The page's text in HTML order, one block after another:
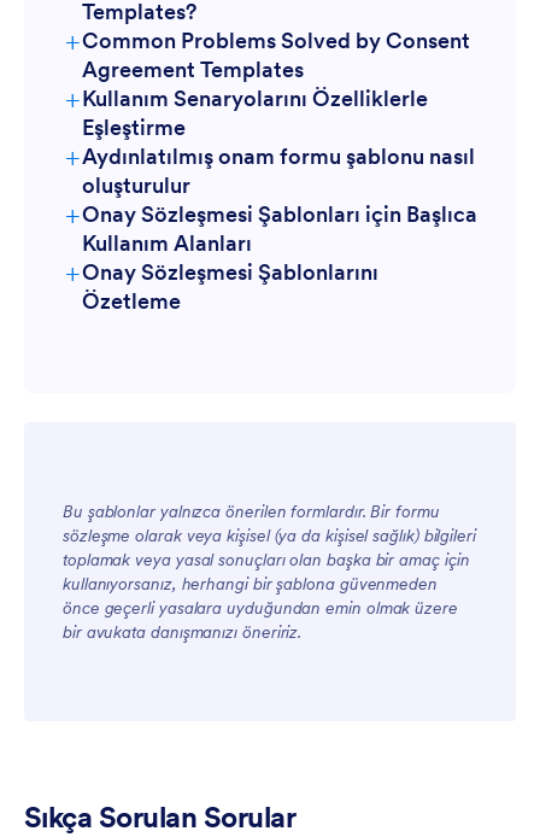
Templates?
+Common Problems Solved by Consent
Agreement Templates
+Kullanım Senaryolarını Özelliklerle
Eşleştirme
+Aydınlatılmış onam formu şablonu nasıl
oluşturulur
+Onay Sözleşmesi Şablonları için Başlıca
Kullanım Alanları
Yöneticiler İçin
Ekipler İçin
Müşteriler İçin
+Onay Sözleşmesi Şablonlarını
Özetleme
Bu şablonlar yalnızca önerilen formlardır. Bir formu
sözleşme olarak veya kişisel (ya da kişisel sağlık) bilgileri
toplamak veya yasal sonuçları olan başka bir amaç için
kullanıyorsanız, herhangi bir şablona güvenmeden
önce geçerli yasalara uyduğundan emin olmak üzere
bir avukata danışmanızı öneririz.
Sıkça Sorulan Sorular